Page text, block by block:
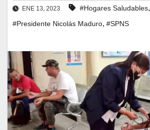
ENE 13, 2023 #Hogares Saludables,
#Presidente Nicolás Maduro, #SPNS